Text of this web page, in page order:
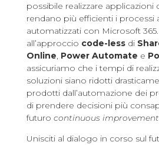
possibile realizzare applicazioni
rendano più efficienti i processi
automatizzati con Microsoft
all’approccio code-lessdi
Online, Power Automate e
assicuriamo che i tempi di
soluzioni siano ridotti
prodotti dall’automazione dei
di prendere decisioni più
futuro continuous improvement
Unisciti al dialogo in corso sul